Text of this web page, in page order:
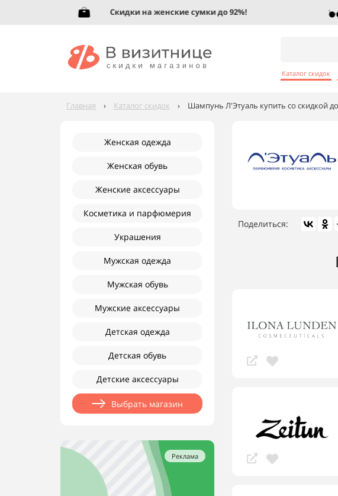
Скидки на женские сумки до 92%!
Каталог скидок
Главная › Каталог скидок › Шампунь Л'Этуаль купить со скидкой
Женская одежда
Женская обувь
Женские аксессуары
Косметика и парфюмерия
Украшения
Мужская одежда
Мужская обувь
Мужские аксессуары
Детская одежда
Детская обувь
Детские аксессуары
Выбрать магазин
Реклама
Поделиться: